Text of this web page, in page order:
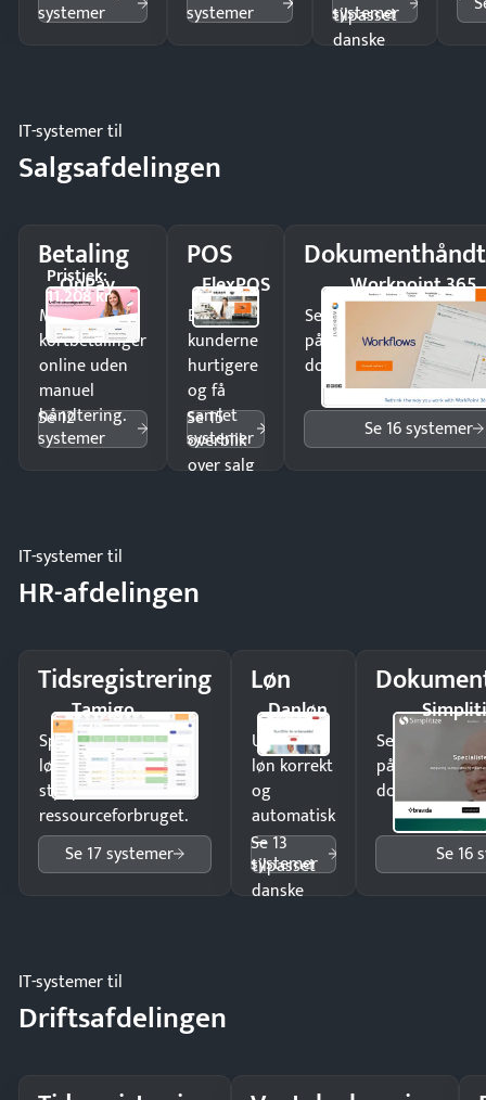
systemer systemer
tilpasset
danske
systemer
IT-systemer til
Salgsafdelingen
Betaling
OnPay
Pristjek:
11.208 kr
Modtag
kortbetalinger
online uden
manuel
håndtering.
Se 12
systemer
POS
FlexPOS
Ekspedér
kunderne
hurtigere
og få
samlet
overblik
over salg
Se 15
systemer
Workpoint 365
Send kontrakter til
på minutter og mist
dokumenter.
Se 16 systemer
IT-systemer til
HR-afdelingen
Tidsregistrering
Tamigo
Spar tid på
lønberegning og få
styr på
ressourceforbruget.
Se 17 systemer
Løn
Danløn
Udbetal
løn korrekt
og
automatisk
—
tilpasset
danske
Se 13
systemer
Send
på minutter
dokumenter.
Se 16
IT-systemer til
Driftsafdelingen